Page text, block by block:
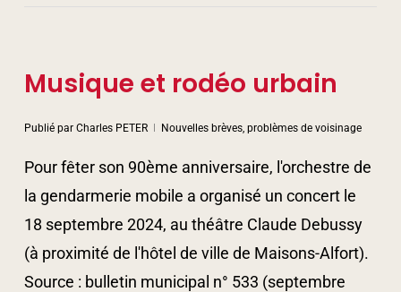
Musique et rodéo urbain
Publié par Charles PETER Nouvelles brèves, problèmes de voisinage
Pour fêter son 90ème anniversaire, l'orchestre de
la gendarmerie mobile a organisé un concert le
18 septembre 2024, au théâtre Claude Debussy
(à proximité de l'hôtel de ville de Maisons-Alfort).
Source : bulletin municipal n° 533 (septembre